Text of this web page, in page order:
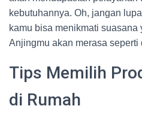
kebutuhannya. Oh, jangan
kamu bisa menikmati suasana
Anjingmu akan merasa seperti
Tips Memilih
di Rumah